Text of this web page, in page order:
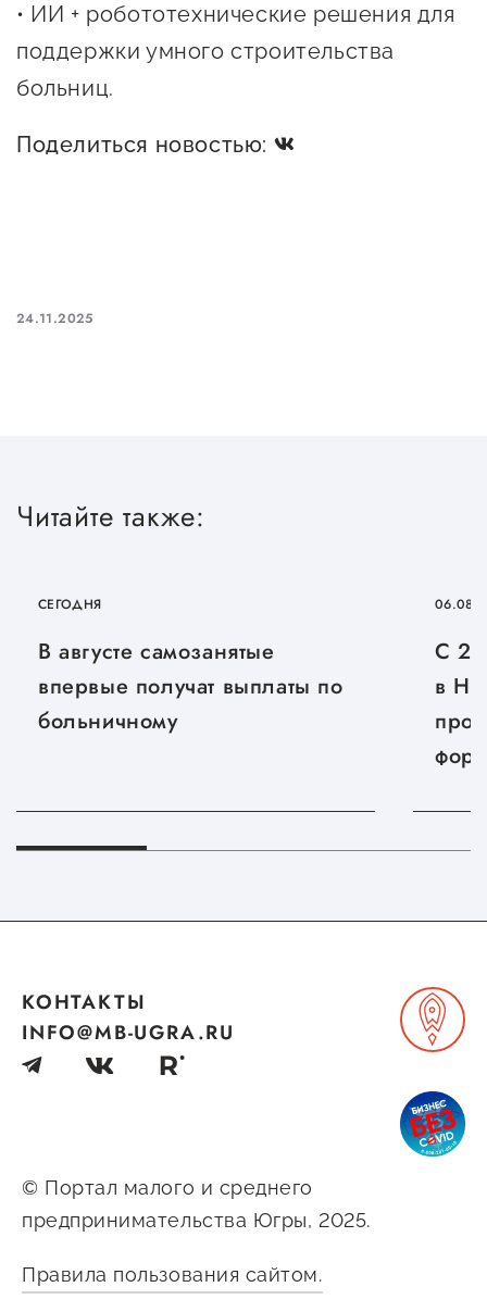
Самозанятому
Конкурсы для
Иностранным гражданам
Вакансии
• ИИ + робототехнические решения для
поддержки умного строительства
больниц.
Поделиться новостью:
24.11.2025
Читайте также:
СЕГОДНЯ
В августе самозанятые
впервые получат выплаты по
больничному
С 27
в
© Портал малого и среднего
предпринимательства Югры, 2025.
Правила пользования сайтом.
КОНТАКТЫ
INFO@MB-UGRA.RU